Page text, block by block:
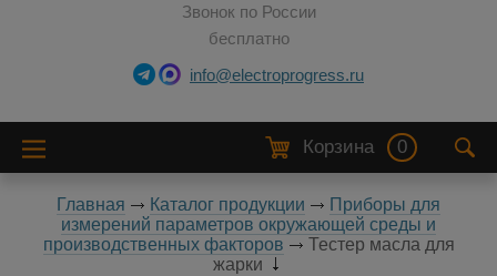
Звонок по России
бесплатно
info@electroprogress.ru
Корзина 0
Главная Каталог продукции
Приборы для
измерений параметров окружающей среды и
производственных факторов
Тестер масла для
жарки